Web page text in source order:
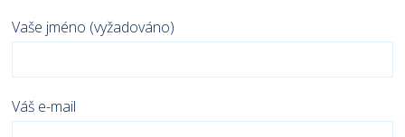
Vaše jméno (vyžadováno)
Váš e-mail